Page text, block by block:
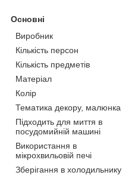
Основні
Виробник
Кількість персон
Кількість предметів
Матеріал
Колір
Тематика декору, малюнка
Підходить для миття в
посудомийній машині
Використання в
мікрохвильовій печі
Зберігання в холодильнику